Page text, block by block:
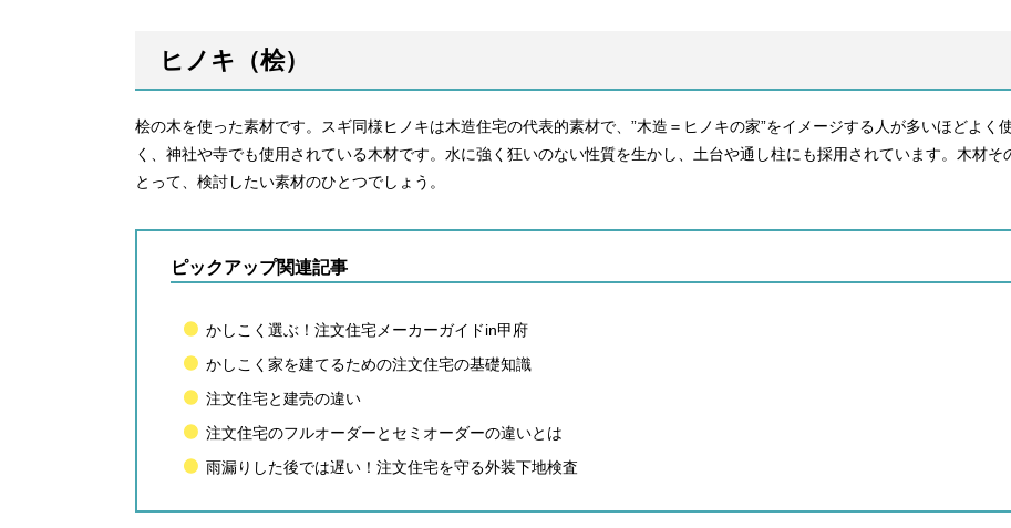
ヒノキ（桧）
桧の木を使った素材です。スギ同様ヒノキは木造住宅の代表的素材で、”木造＝ヒノキの家”をイメージする人が多いほどよく
く、神社や寺でも使用されている木材です。水に強く狂いのない性質を生かし、土台や通し柱にも採用されています。木材
とって、検討したい素材のひとつでしょう。
ピックアップ関連記事
かしこく選ぶ！注文住宅メーカーガイドin甲府
かしこく家を建てるための注文住宅の基礎知識
注文住宅と建売の違い
注文住宅のフルオーダーとセミオーダーの違いとは
雨漏りした後では遅い！注文住宅を守る外装下地検査